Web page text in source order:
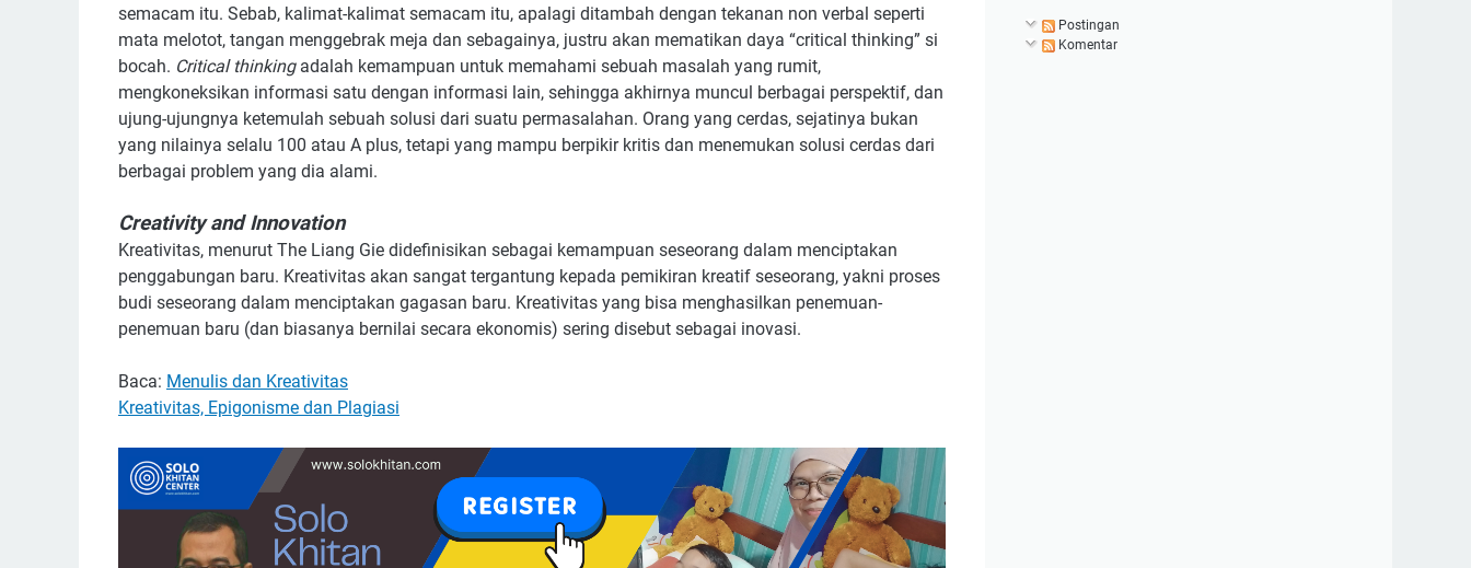
semacam itu. Sebab, kalimat-kalimat semacam itu, apalagi ditambah dengan tekanan non verbal seperti
mata melotot, tangan menggebrak meja dan sebagainya, justru akan mematikan daya “critical thinking” si
bocah. Critical thinkingadalah kemampuan untuk memahami sebuah masalah yang rumit,
mengkoneksikan informasi satu dengan informasi lain, sehingga akhirnya muncul berbagai perspektif, dan
ujung-ujungnya ketemulah sebuah solusi dari suatu permasalahan. Orang yang cerdas, sejatinya bukan
yang nilainya selalu 100 atau A plus, tetapi yang mampu berpikir kritis dan menemukan solusi cerdas dari
berbagai problem yang dia alami.
Creativity and Innovation
Kreativitas, menurut The Liang Gie didefinisikan sebagai kemampuan seseorang dalam menciptakan
penggabungan baru. Kreativitas akan sangat tergantung kepada pemikiran kreatif seseorang, yakni proses
budi seseorang dalam menciptakan gagasan baru. Kreativitas yang bisa menghasilkan penemuan-
penemuan baru (dan biasanya bernilai secara ekonomis) sering disebut sebagai inovasi.
Baca: Menulis dan Kreativitas
Kreativitas, Epigonisme dan Plagiasi
Postingan
Komentar